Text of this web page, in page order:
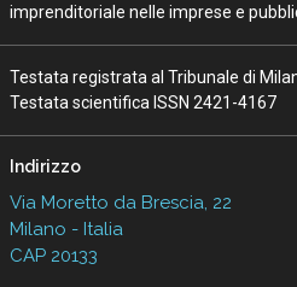
imprenditoriale nelle imprese e
Testata registrata al Tribunale di
Testata scientifica ISSN 2421-4167
Indirizzo
Via Moretto da Brescia, 22
Milano - Italia
CAP 20133